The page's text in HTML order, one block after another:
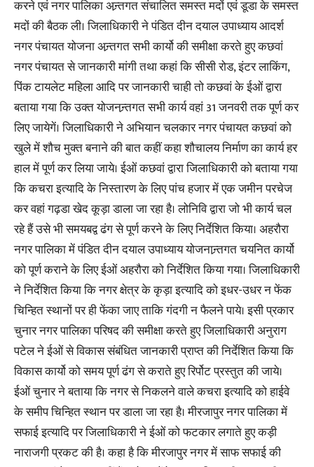
करने एवं नगर पालिका अन्र्तगत संचालित समस्त मदों एवं डूडा के समस्त
मदों की बैठक ली। जिलाधिकारी ने पंडित दीन दयाल उपाध्याय आदर्श
नगर पंचायत योजना अन्र्तगत सभी कार्यो की समीक्षा करते हुए कछवां
नगर पंचायत से जानकारी मांगी तथा कहां कि सीसी रोड, इंटर लाकिंग,
पिंक टायलेट महिला आदि पर जानकारी चाही तो कछवां के ईओं द्वारा
बताया गया कि उक्त योजनन्र्तगत सभी कार्य वहां 31 जनवरी तक पूर्ण कर
लिए जायेगें। जिलाधिकारी ने अभियान चलकार नगर पंचायत कछवां को
खुले में शौच मुक्त बनाने की बात कहीं कहा शौचालय निर्माण का कार्य हर
हाल में पूर्ण कर लिया जाये। ईओं कछवां द्वारा जिलाधिकारी को बताया गया
कि कचरा इत्यादि के निस्तारण के लिए पांच हजार में एक जमीन परचेज
कर वहां गढ़डा खेद कूड़ा डाला जा रहा है। लोनिवि द्वारा जो भी कार्य चल
रहे हैं उसे भी समयबद्व ढंग से पूर्ण करने के लिए निर्देशित किया। अहरौरा
नगर पालिका में पंडित दीन दयाल उपाध्याय योजनान्र्तगत चयनित कार्यो
को पूर्ण कराने के लिए ईओं अहरौरा को निर्देशित किया गया। जिलाधिकारी
ने निर्देशित किया कि नगर क्षेत्र के कृड़ा इत्यादि को इधर-उधर न फेंक
चिन्हित स्थानों पर ही फेंका जाए ताकि गंदगी न फैलने पाये। इसी प्रकार
चुनार नगर पालिका परिषद की समीक्षा करते हुए जिलाधिकारी अनुराग
पटेल ने ईओं से विकास संबंधित जानकारी प्राप्त की निर्देशित किया कि
विकास कार्यो को समय पूर्ण ढंग से कराते हुए रिर्पोट प्रस्तुत की जाये।
ईओं चुनार ने बताया कि नगर से निकलने वाले कचरा इत्यादि को हाईवे
के समीप चिन्हित स्थान पर डाला जा रहा है। मीरजापुर नगर पालिका में
सफाई इत्यादि पर जिलाधिकारी ने ईओं को फटकार लगाते हुए कड़ी
नाराजगी प्रकट की है। कहा है कि मीरजापुर नगर में साफ सफाई की